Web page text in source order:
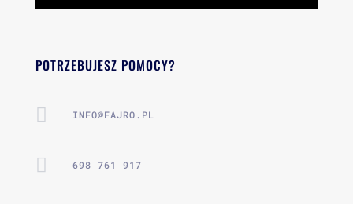
POTRZEBUJESZ POMOCY?
 INFO@FAJRO.PL
 698 761 917